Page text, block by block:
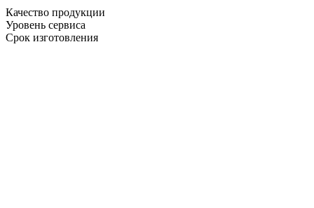
Качество продукции
Уровень сервиса
Срок изготовления